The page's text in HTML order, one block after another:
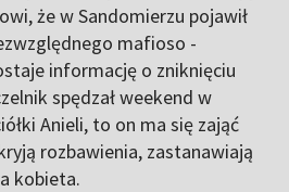
że w Sandomierzu pojawił
mafioso -
informację o zniknięciu
spędzał weekend w
Anieli, to on ma się zająć
rozbawienia, zastanawiają
kobieta.